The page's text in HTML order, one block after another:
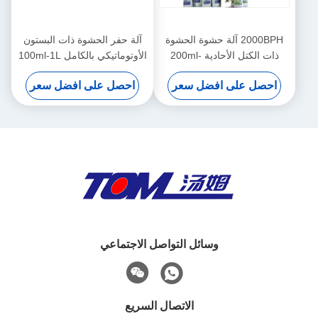
2000BPH آلة حشوة الحشوة
ذات الكتل الأحادية 200ml-
1000ml آلة ملء البياض
التلقائية
احصل على افضل سعر
آلة حفر الحشوة ذات البستون
الأوتوماتيكي بالكامل 100ml-1L
احصل على افضل سعر
وسائل التواصل الاجتماعي
الاتصال السريع